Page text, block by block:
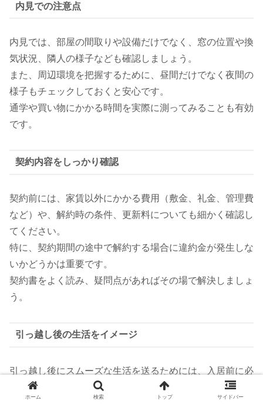
内見での注意点
内見では、部屋の間取りや設備だけでなく、窓の位置や換
気状況、隣人の様子なども確認しましょう。
また、周辺環境を把握するために、昼間だけでなく夜間の
様子もチェックしておくと安心です。
通学や買い物にかかる時間を実際に測ってみることも有効
です。
契約内容をしっかり確認
契約前には、家賃以外にかかる費用（敷金、礼金、管理費
など）や、解約時の条件、更新料についても細かく確認し
てください。
特に、契約期間の途中で解約する場合に違約金が発生しな
いかどうかは重要です。
契約書をよく読み、疑問点があればその場で解決しましょ
う。
引っ越し後の生活をイメージ
引っ越し後にスムーズな生活を送るためには、入居前に必
要な家具や家電をリストアップし、予算を計算しておくこ
ホーム 検索 トップ サイドバー